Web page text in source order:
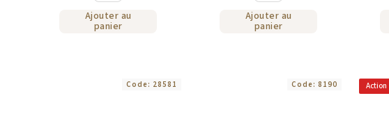
Ajouter au
panier
Ajouter au
panier
Code: 28581 Code: 8190 Action